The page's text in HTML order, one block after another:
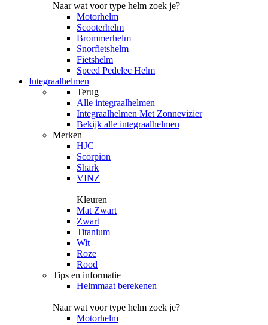
Naar wat voor type helm zoek je?
Motorhelm
Scooterhelm
Brommerhelm
Snorfietshelm
Fietshelm
Speed Pedelec Helm
Integraalhelmen
Terug
Alle integraalhelmen
Integraalhelmen Met Zonnevizier
Bekijk alle integraalhelmen
Merken
HJC
Scorpion
Shark
VINZ
Kleuren
Mat Zwart
Zwart
Titanium
Wit
Roze
Rood
Tips en informatie
Helmmaat berekenen
Naar wat voor type helm zoek je?
Motorhelm